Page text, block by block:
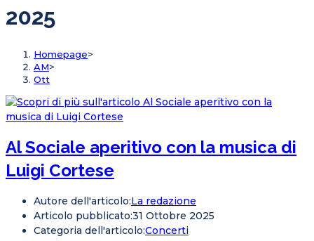
2025
Homepage>
AM>
Ott
Al Sociale aperitivo con la musica di
Luigi Cortese
Autore dell'articolo:La redazione
Articolo pubblicato:31 Ottobre 2025
Categoria dell'articolo:Concerti